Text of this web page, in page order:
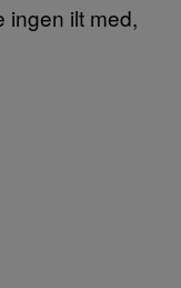
ingen ilt med,